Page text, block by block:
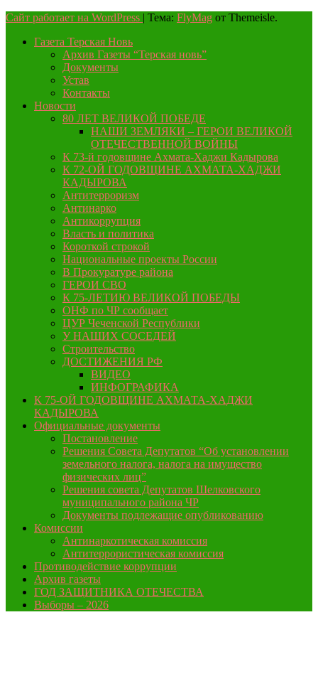
Сайт работает на WordPress | Тема: FlyMag от Themeisle.
Газета Терская Новь
Архив Газеты “Терская новь”
Документы
Устав
Контакты
Новости
80 ЛЕТ ВЕЛИКОЙ ПОБЕДЕ
НАШИ ЗЕМЛЯКИ – ГЕРОИ ВЕЛИКОЙ
ОТЕЧЕСТВЕННОЙ ВОЙНЫ
К 73-й годовщине Ахмата-Хаджи Кадырова
К 72-ОЙ ГОДОВЩИНЕ АХМАТА-ХАДЖИ
КАДЫРОВА
Антитерроризм
Антинарко
Антикоррупция
Власть и политика
Короткой строкой
Национальные проекты России
В Прокуратуре района
ГЕРОИ СВО
К 75-ЛЕТИЮ ВЕЛИКОЙ ПОБЕДЫ
ОНФ по ЧР сообщает
ЦУР Чеченской Республики
У НАШИХ СОСЕДЕЙ
Строительство
ДОСТИЖЕНИЯ РФ
ВИДЕО
ИНФОГРАФИКА
К 75-ОЙ ГОДОВЩИНЕ АХМАТА-ХАДЖИ
КАДЫРОВА
Официальные документы
Постановление
Решения Совета Депутатов “Об установлении
земельного налога, налога на имущество
физических лиц”
Решения совета Депутатов Шелковского
муниципального района ЧР
Документы подлежащие опубликованию
Комиссии
Антинаркотическая комиссия
Антитеррористическая комиссия
Противодействие коррупции
Архив газеты
ГОД ЗАЩИТНИКА ОТЕЧЕСТВА
Выборы – 2026